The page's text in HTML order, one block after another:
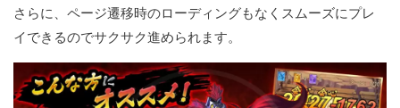
さらに、ページ遷移時のローディングもなくスムーズにプレ
イできるのでサクサク進められます。